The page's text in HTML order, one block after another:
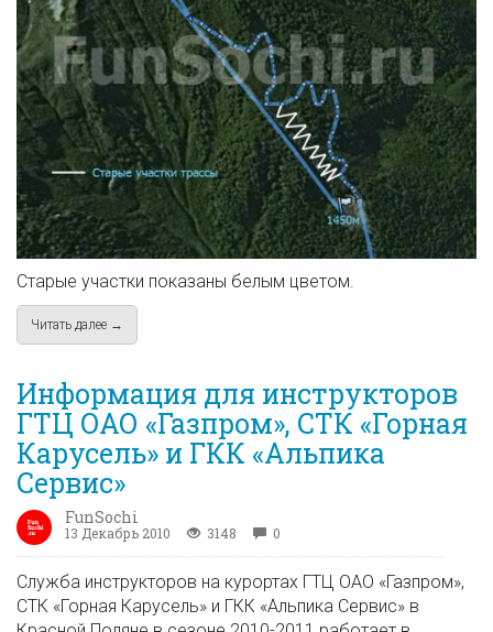
Старые участки показаны белым цветом.
Читать далее →
Информация для инструкторов
ГТЦ ОАО «Газпром», СТК «Горная
Карусель» и ГКК «Альпика
Сервис»
FunSochi
13 Декабрь 2010 3148 0
Служба инструкторов на курортах ГТЦ ОАО «Газпром»,
СТК «Горная Карусель» и ГКК «Альпика Сервис» в